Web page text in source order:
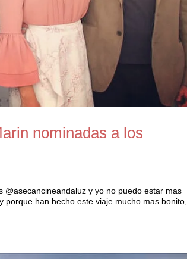
nominadas a los
y yo no puedo estar mas
han hecho este viaje mucho mas bonito,